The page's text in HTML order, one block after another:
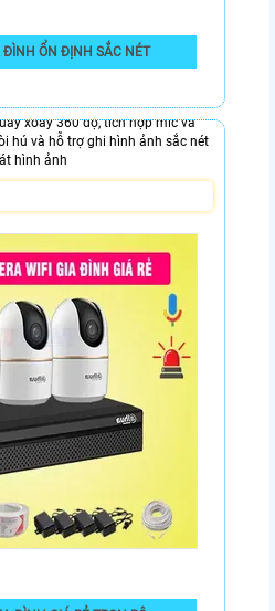
ĐÌNH ỔN ĐỊNH SẮC NÉT
tính năng hiện đại có thể kể
xoay 360 độ, tích hợp mic và
hú và hỗ trợ ghi hình ảnh sắc nét
hình ảnh